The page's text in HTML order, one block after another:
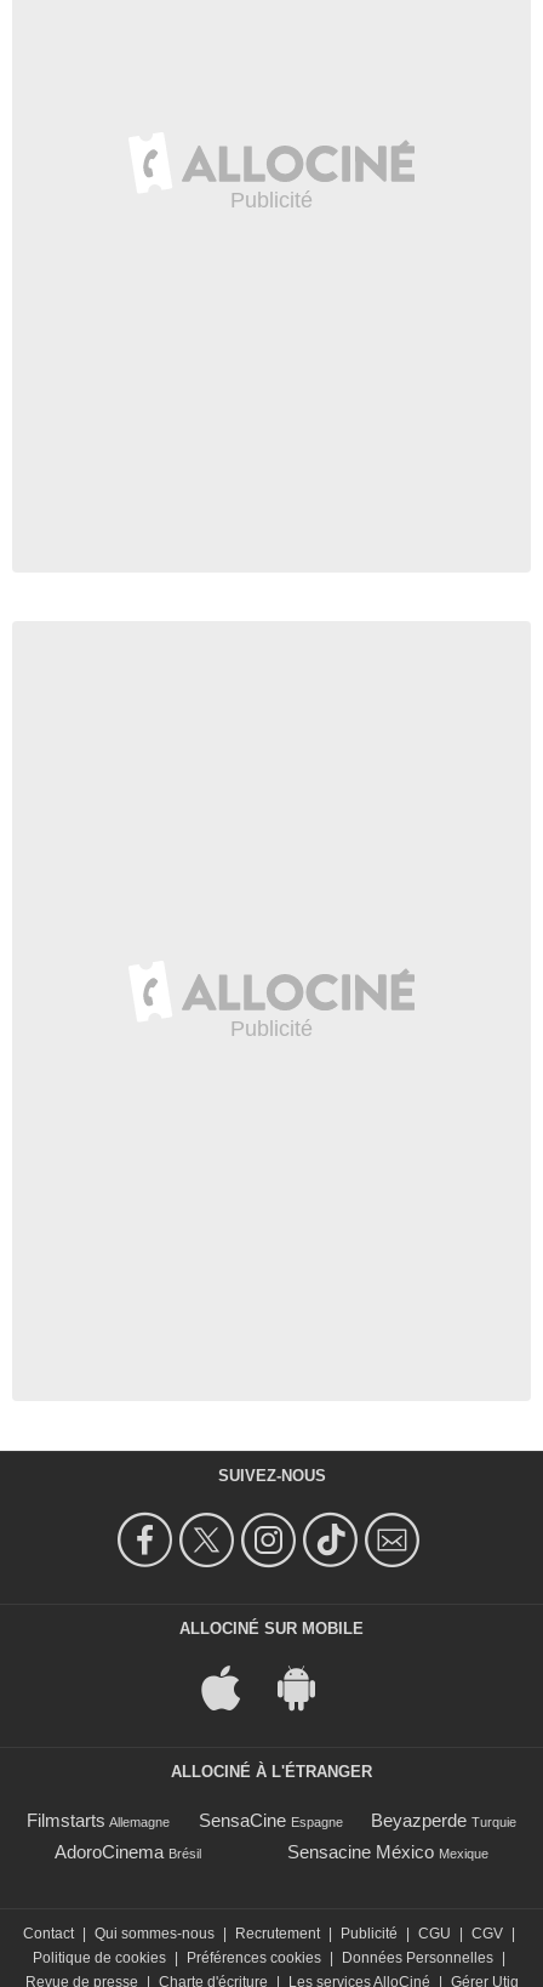
SUIVEZ-NOUS
ALLOCINÉ SUR MOBILE
ALLOCINÉ À L'ÉTRANGER
Filmstarts Allemagne SensaCine Espagne Beyazperde Turquie
AdoroCinema Brésil Sensacine México Mexique
Contact Qui sommes-nous Recrutement Publicité CGU CGV
Politique de cookies
Préférences cookies Données Personnelles
Revue de presse
Charte d'écriture Les services AlloCiné Gérer Utiq